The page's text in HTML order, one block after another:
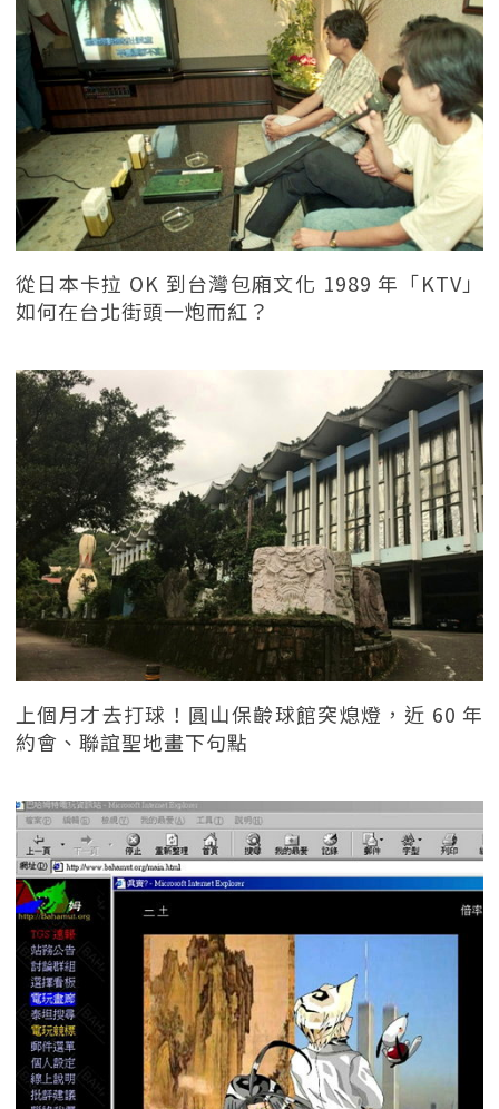
從日本卡拉 OK 到台灣包廂文化 1989 年「KTV」
如何在台北街頭一炮而紅？
上個月才去打球！圓山保齡球館突熄燈，近 60 年
約會、聯誼聖地畫下句點